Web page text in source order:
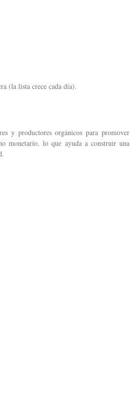
(la lista crece cada día).
y productores orgánicos para promover
monetario, lo que ayuda a construir una